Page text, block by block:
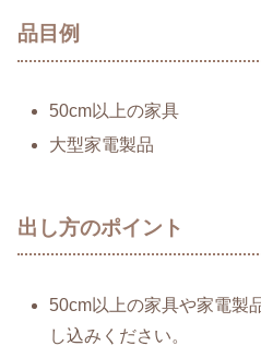
品目例
50cm以上の家具
大型家電製品
出し方のポイント
50cm以上の家具や家電製
し込みください。